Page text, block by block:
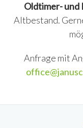
Oldtimer- und
Altbestand.
Anfrage mit